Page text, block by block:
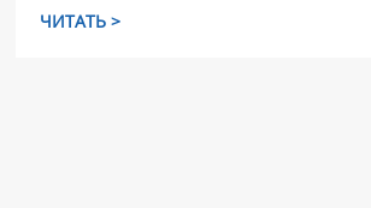
ЧИТАТЬ >